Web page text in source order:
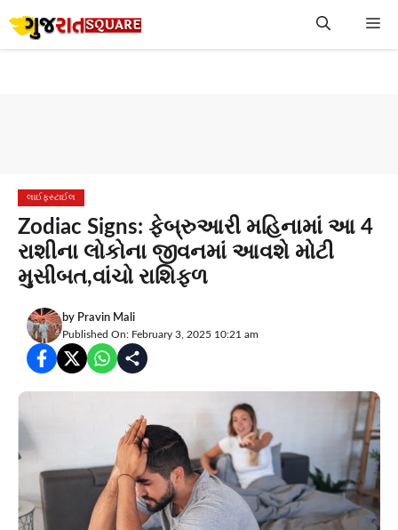
to
લાઈફસ્ટાઈલ
Zodiac Signs: ફેબ્રુઆરી મહિનામાં આ 4
રાશીના લોકોના જીવનમાં આવશે મોટી
મુસીબત,વાંચો રાશિફળ
by Pravin Mali
Published On: February 3, 2025 10:21 am